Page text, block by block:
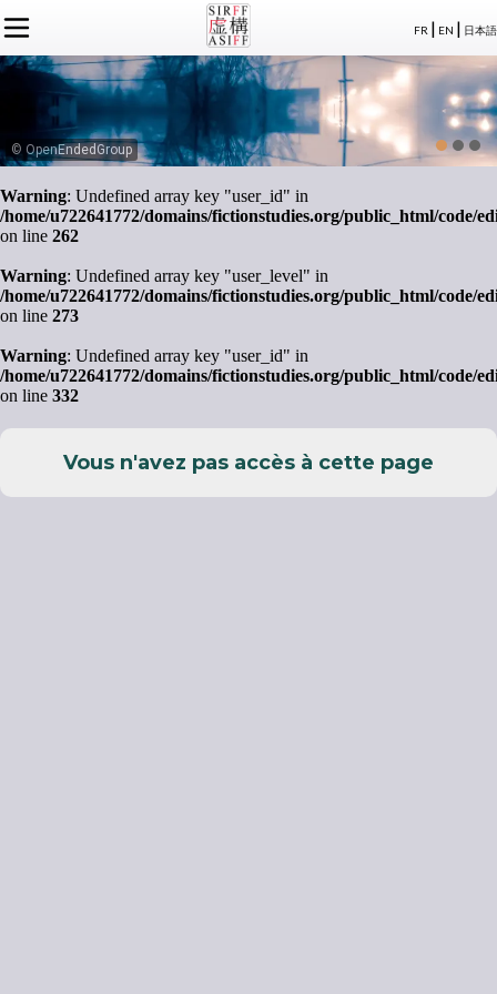
FR | EN | 日本語
L'ASSOCIATION
À PROPOS
ADHÉSION
ACTUALITÉS SIRFF
NOS CONGRÈS
SÉMINAIRES
ACTUALITÉS SUR LA FICTION
ÉVÉNEMENTS
MEMBRES
LE CONSEIL D’ADMINISTRATION
MEMBRES FONDATEURS
© OpenEndedGroup
Warning: Undefined array key "user_id" in
/home/u722641772/domains/fictionstudies.org/public_html/code/
on line 262
Warning: Undefined array key "user_level" in
/home/u722641772/domains/fictionstudies.org/public_html/code/
on line 273
Warning: Undefined array key "user_id" in
/home/u722641772/domains/fictionstudies.org/public_html/code/
on line 332
Vous n'avez pas accès à cette page